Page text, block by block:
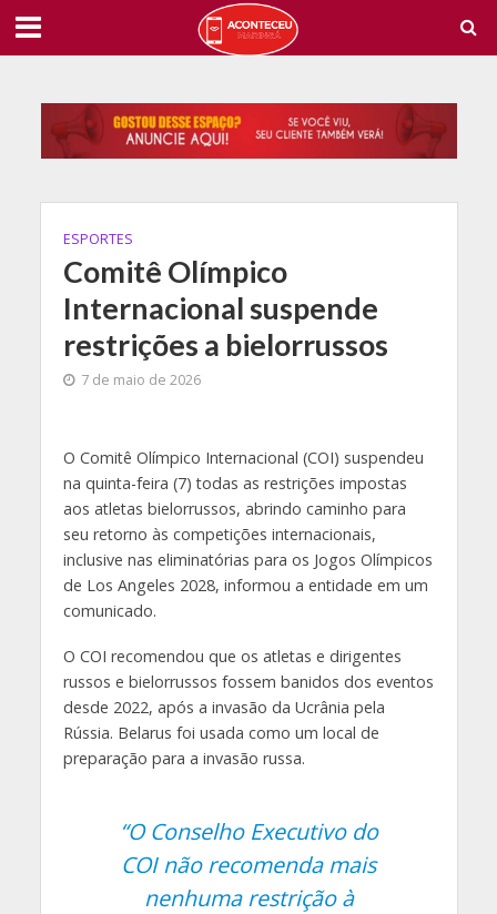
ESPORTES
Comitê Olímpico
Internacional suspende
restrições a bielorrussos
7 de maio de 2026
O Comitê Olímpico Internacional (COI) suspendeu
na quinta-feira (7) todas as restrições impostas
aos atletas bielorrussos, abrindo caminho para
seu retorno às competições internacionais,
inclusive nas eliminatórias para os Jogos Olímpicos
de Los Angeles 2028, informou a entidade em um
comunicado.
O COI recomendou que os atletas e dirigentes
russos e bielorrussos fossem banidos dos eventos
desde 2022, após a invasão da Ucrânia pela
Rússia. Belarus foi usada como um local de
preparação para a invasão russa.
“O Conselho Executivo do
COI não recomenda mais
nenhuma restrição à